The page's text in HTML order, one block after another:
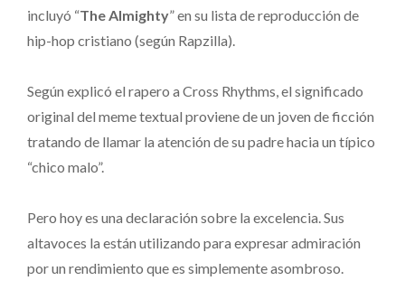
incluyó “The Almighty” en su lista de reproducción de
hip-hop cristiano (según Rapzilla).
Según explicó el rapero a Cross Rhythms, el significado
original del meme textual proviene de un joven de ficción
tratando de llamar la atención de su padre hacia un típico
“chico malo”.
Pero hoy es una declaración sobre la excelencia. Sus
altavoces la están utilizando para expresar admiración
por un rendimiento que es simplemente asombroso.